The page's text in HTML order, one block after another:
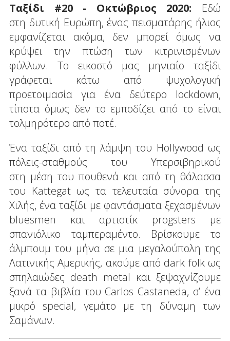
Ταξίδι #20 - Οκτώβριος 2020: Εδώ
στη δυτική Ευρώπη, ένας πεισματάρης ήλιος
εμφανίζεται ακόμα, δεν μπορεί όμως να
κρύψει την πτώση των κιτρινισμένων
φύλλων. Το εικοστό μας μηνιαίο ταξίδι
γράφεται κάτω από ψυχολογική
προετοιμασία για ένα δεύτερο lockdown,
τίποτα όμως δεν το εμποδίζει από το είναι
τολμηρότερο από ποτέ.
Ένα ταξίδι από τη λάμψη του Hollywood ως
πόλεις-σταθμούς του Υπερσιβηρικού
στη μέση του πουθενά και από τη θάλασσα
του Kattegat ως τα τελευταία σύνορα της
Χιλής, ένα ταξίδι με φαντάσματα ξεχασμένων
bluesmen και αρτιστίκ progsters με
σπανιόλικο ταμπεραμέντο. Βρίσκουμε το
άλμπουμ του μήνα σε μια μεγαλούπολη της
Λατινικής Αμερικής, ακούμε από dark folk ως
σπηλαιώδες death metal και ξεψαχνίζουμε
ξανά τα βιβλία του Carlos Castaneda, σ’ ένα
μικρό special, γεμάτο με τη δύναμη των
Σαμάνων.